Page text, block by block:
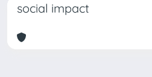
social impact